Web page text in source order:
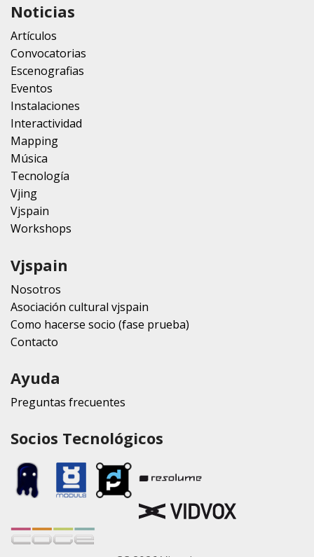
Noticias
Artículos
Convocatorias
Escenografias
Eventos
Instalaciones
Interactividad
Mapping
Música
Tecnología
Vjing
Vjspain
Workshops
Vjspain
Nosotros
Asociación cultural vjspain
Como hacerse socio (fase prueba)
Contacto
Ayuda
Preguntas frecuentes
Socios Tecnológicos